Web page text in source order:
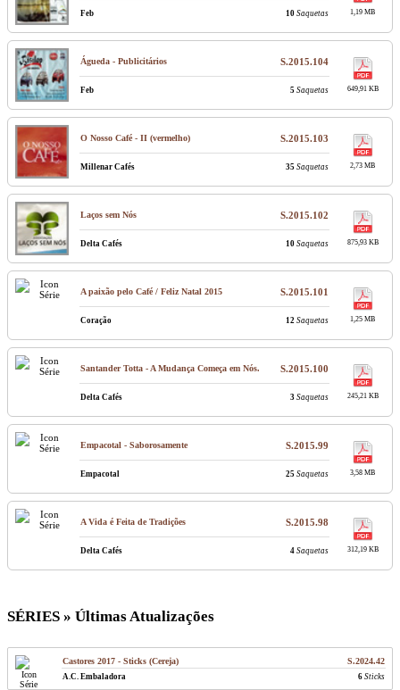
1,19 MB
Feb 10 Saquetas
Águeda - Publicitários S.2015.104
649,91 KB
Feb 5 Saquetas
O Nosso Café - II (vermelho) S.2015.103
2,73 MB
Millenar Cafés 35 Saquetas
Laços sem Nós S.2015.102
875,93 KB
Delta Cafés 10 Saquetas
A paixão pelo Café / Feliz Natal 2015 S.2015.101
1,25 MB
Coração 12 Saquetas
Santander Totta - A Mudança Começa em Nós. S.2015.100
245,21 KB
Delta Cafés 3 Saquetas
Empacotal - Saborosamente S.2015.99
3,58 MB
Empacotal 25 Saquetas
A Vida é Feita de Tradições S.2015.98
312,19 KB
Delta Cafés 4 Saquetas
SÉRIES » Últimas Atualizações
Castores 2017 - Sticks (Cereja) S.2024.42
A.C. Embaladora 6 Sticks